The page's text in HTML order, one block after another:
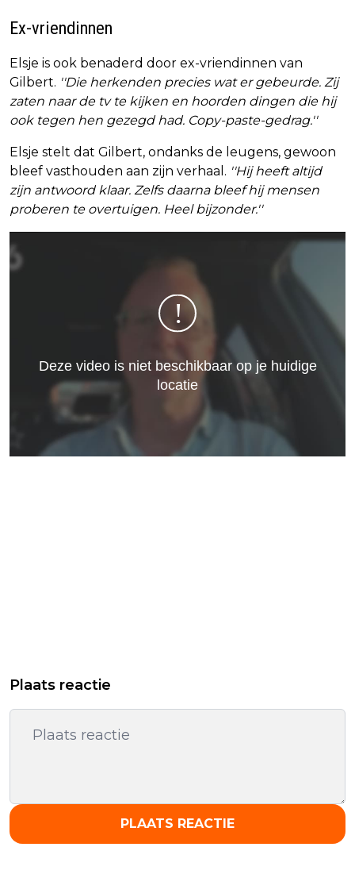
Ex-vriendinnen
Elsje is ook benaderd door ex-vriendinnen van
Gilbert. ''Die herkenden precies wat er gebeurde. Zij
zaten naar de tv te kijken en hoorden dingen die hij
ook tegen hen gezegd had. Copy-paste-gedrag.''
Elsje stelt dat Gilbert, ondanks de leugens, gewoon
bleef vasthouden aan zijn verhaal. ''Hij heeft altijd
zijn antwoord klaar. Zelfs daarna bleef hij mensen
proberen te overtuigen. Heel bijzonder.''
Plaats reactie
PLAATS REACTIE